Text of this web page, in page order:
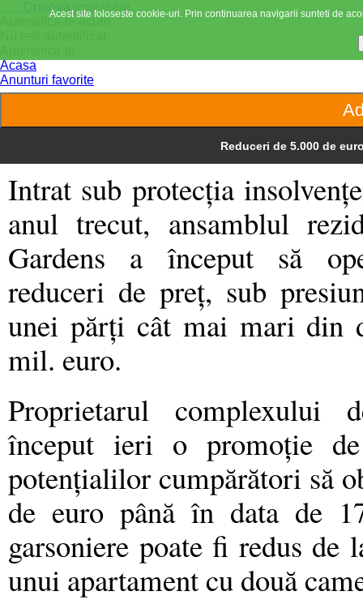
Craiova
imobiliare
Autentifica-te acum
Acasa
Anunturi favorite
Reduceri de 5.000 de
Intrat sub protecţia
anul trecut, ansamblul
Gardens a început să
reduceri de preţ, sub
unei părţi cât mai mari din
mil. euro.
Proprietarul complexului
început ieri o promoție
potenţialilor cumpărători să
de euro până în data de
garsoniere poate fi redus
unui apartament cu două
Acest site foloseste cookie-uri. Prin continuarea navigarii sunteti de